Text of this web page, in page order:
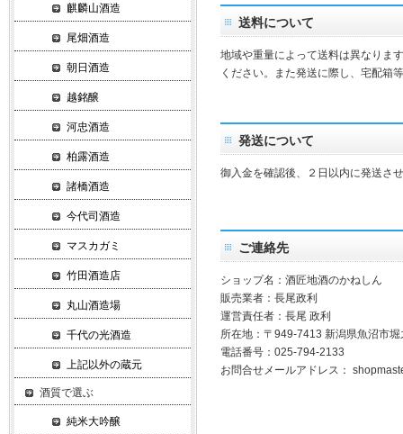
送料について
地域や重量によって送料は異なりま
ください。また発送に際し、宅配箱
発送について
御入金を確認後、２日以内に発送さ
ご連絡先
ショップ名：酒匠地酒のかねしん
販売業者：長尾政利
運営責任者：長尾 政利
所在地：〒949-7413 新潟県魚沼市
電話番号：025-794-2133
お問合せメールアドレス：
麒麟山酒造
尾畑酒造
朝日酒造
越銘醸
河忠酒造
柏露酒造
諸橋酒造
今代司酒造
マスカガミ
竹田酒造店
丸山酒造場
千代の光酒造
上記以外の蔵元
酒質で選ぶ
純米大吟醸